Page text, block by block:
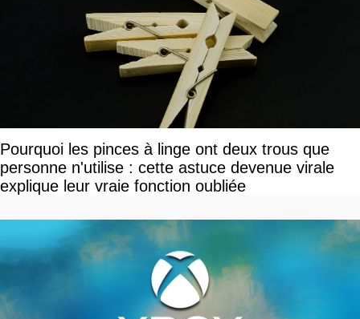
Pourquoi les pinces à linge ont deux trous que
personne n'utilise : cette astuce devenue virale
explique leur vraie fonction oubliée